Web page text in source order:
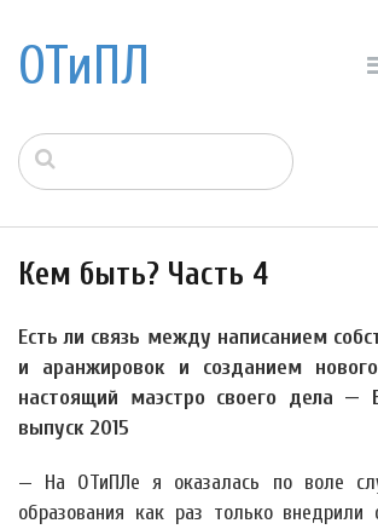
ОТиПЛ
Кем быть? Часть 4
Есть ли связь между написанием
и аранжировок и созданием
настоящий маэстро своего дела —
выпуск 2015
— На ОТиПЛе я оказалась по воле
образования как раз только внедрили